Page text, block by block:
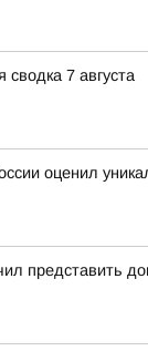
7 августа
оценил
представить